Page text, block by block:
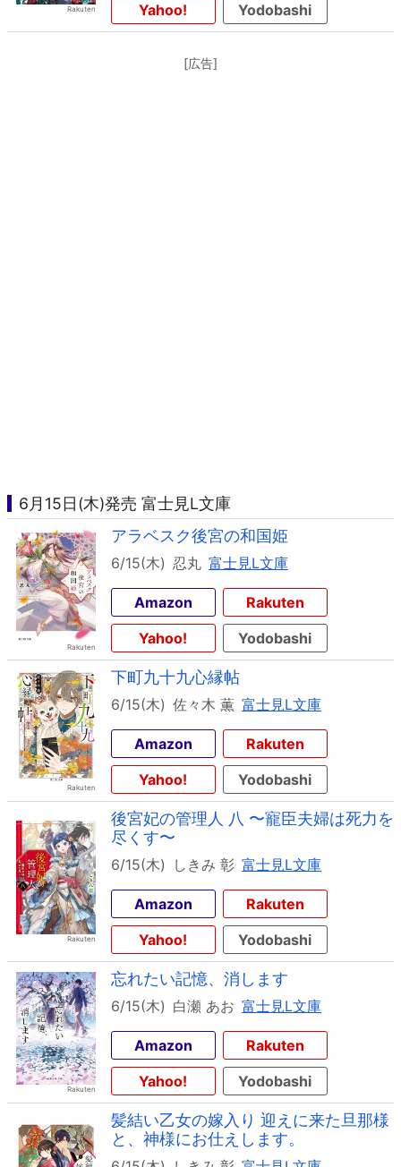
Yahoo!
Yodobashi
[広告]
6月15日(木)発売 富士見L文庫
アラベスク後宮の和国姫
6/15(木) 忍丸 富士見L文庫
Amazon
Rakuten
Yahoo!
Yodobashi
下町九十九心縁帖
6/15(木) 佐々木 薫 富士見L文庫
Amazon
Rakuten
Yahoo!
Yodobashi
後宮妃の管理人 八 〜寵臣夫婦は死力を
尽くす〜
6/15(木) しきみ 彰 富士見L文庫
Amazon
Rakuten
Yahoo!
Yodobashi
忘れたい記憶、消します
6/15(木) 白瀬 あお 富士見L文庫
Amazon
Rakuten
Yahoo!
Yodobashi
髪結い乙女の嫁入り 迎えに来た旦那様
と、神様にお仕えします。